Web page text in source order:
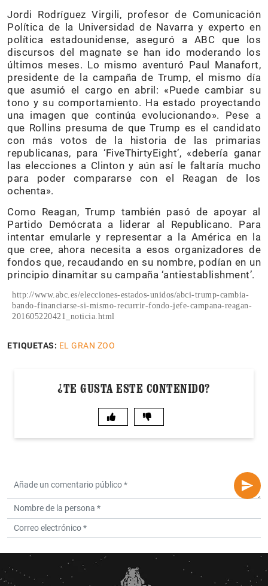
Jordi Rodríguez Virgili, profesor de Comunicación
Política de la Universidad de Navarra y experto en
política estadounidense, aseguró a ABC que los
discursos del magnate se han ido moderando los
últimos meses. Lo mismo aventuró Paul Manafort,
presidente de la campaña de Trump, el mismo día
que asumió el cargo en abril: «Puede cambiar su
tono y su comportamiento. Ha estado proyectando
una imagen que continúa evolucionando». Pese a
que Rollins presuma de que Trump es el candidato
con más votos de la historia de las primarias
republicanas, para ‘FiveThirtyEight’, «debería ganar
las elecciones a Clinton y aún así le faltaría mucho
para poder compararse con el Reagan de los
ochenta».
Como Reagan, Trump también pasó de apoyar al
Partido Demócrata a liderar al Republicano. Para
intentar emularle y representar a la América en la
que cree, ahora necesita a esos organizadores de
fondos que, recaudando en su nombre, podían en un
principio dinamitar su campaña ‘antiestablishment’.
http://www.abc.es/elecciones-estados-unidos/abci-trump-cambia-
bando-financiarse-si-mismo-recurrir-fondo-jefe-campana-reagan-
201605220421_noticia.html
ETIQUETAS: EL GRAN ZOO
¿TE GUSTA ESTE CONTENIDO?